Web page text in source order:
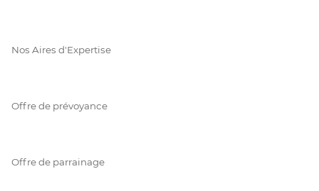
Nos Aires d'Expertise
Offre de prévoyance
Offre de parrainage